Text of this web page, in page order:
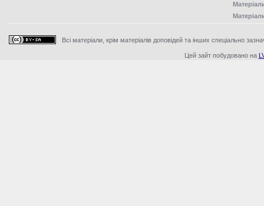
Всі матеріали, крім матеріалів доповідей та інших спеціально
Цей зайт побудовано на